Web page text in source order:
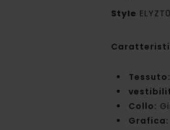
Style
Tessuto:
Collo:
Grafica: